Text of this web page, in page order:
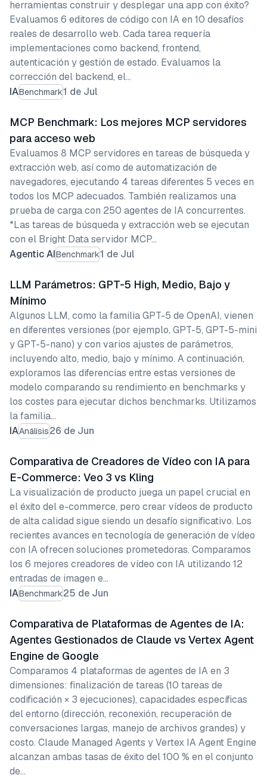
IABenchmark1 de Jul
herramientas construir y desplegar una app con éxito?
Evaluamos 6 editores de código con IA en 10 desafíos
reales de desarrollo web. Cada tarea requería
implementaciones como backend, frontend,
autenticación y gestión de estado. Evaluamos la
corrección del backend, el…
Agentic AIBenchmark1 de Jul
MCP Benchmark: Los mejores MCP servidores
para acceso web
Evaluamos 8 MCP servidores en tareas de búsqueda y
extracción web, así como de automatización de
navegadores, ejecutando 4 tareas diferentes 5 veces en
todos los MCP adecuados. También realizamos una
prueba de carga con 250 agentes de IA concurrentes.
*Las tareas de búsqueda y extracción web se ejecutan
con el Bright Data servidor MCP…
IAAnálisis26 de Jun
LLM Parámetros: GPT-5 High, Medio, Bajo y
Mínimo
Algunos LLM, como la familia GPT-5 de OpenAI, vienen
en diferentes versiones (por ejemplo, GPT-5, GPT-5-mini
y GPT-5-nano) y con varios ajustes de parámetros,
incluyendo alto, medio, bajo y mínimo. A continuación,
exploramos las diferencias entre estas versiones de
modelo comparando su rendimiento en benchmarks y
los costes para ejecutar dichos benchmarks. Utilizamos
la familia…
IABenchmark25 de Jun
Comparativa de Creadores de Vídeo con IA para
E-Commerce: Veo 3 vs Kling
La visualización de producto juega un papel crucial en
el éxito del e-commerce, pero crear vídeos de producto
de alta calidad sigue siendo un desafío significativo. Los
recientes avances en tecnología de generación de vídeo
con IA ofrecen soluciones prometedoras. Comparamos
los 6 mejores creadores de vídeo con IA utilizando 12
entradas de imagen e…
Comparativa de Plataformas de Agentes de IA:
Agentes Gestionados de Claude vs Vertex Agent
Engine de Google
Comparamos 4 plataformas de agentes de IA en 3
dimensiones: finalización de tareas (10 tareas de
codificación × 3 ejecuciones), capacidades específicas
del entorno (dirección, reconexión, recuperación de
conversaciones largas, manejo de archivos grandes) y
costo. Claude Managed Agents y Vertex IA Agent Engine
alcanzan ambas tasas de éxito del 100 % en el conjunto
de…